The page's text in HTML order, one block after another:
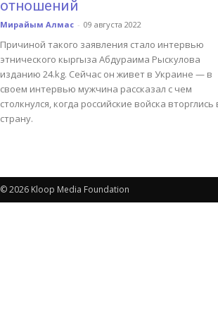
отношений
Мирайым Алмас - 09 августа 2022
Причиной такого заявления стало интервью
этнического кыргыза Абдураима Рыскулова
изданию 24.kg. Сейчас он живет в Украине — в
своем интервью мужчина рассказал с чем
столкнулся, когда российские войска вторглись
страну.
© 2026 Kloop Media Foundation